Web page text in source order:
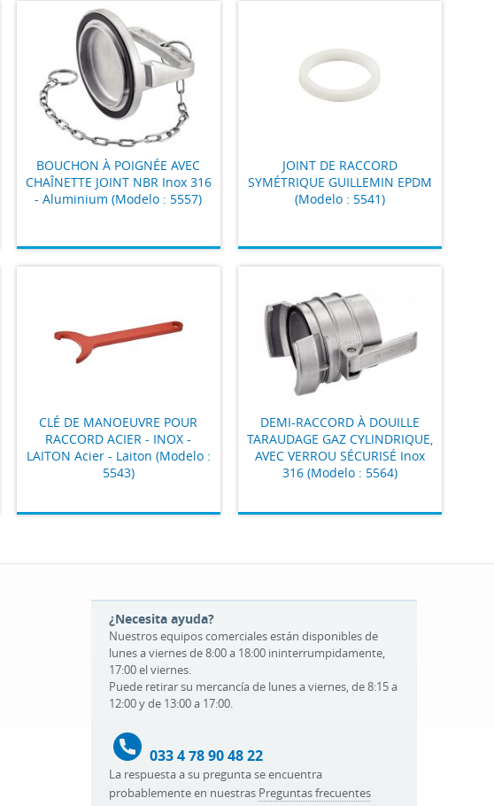
BOUCHON À POIGNÉE AVEC
CHAÎNETTE JOINT NBR Inox 316
- Aluminium (Modelo : 5557)
JOINT DE RACCORD
SYMÉTRIQUE GUILLEMIN EPDM
(Modelo : 5541)
CLÉ DE MANOEUVRE POUR
RACCORD ACIER - INOX -
LAITON Acier - Laiton (Modelo :
5543)
DEMI-RACCORD À DOUILLE
TARAUDAGE GAZ CYLINDRIQUE,
AVEC VERROU SÉCURISÉ Inox
316 (Modelo : 5564)
¿Necesita ayuda?
Nuestros equipos comerciales están disponibles de
lunes a viernes de 8:00 a 18:00 ininterrumpidamente,
17:00 el viernes.
Puede retirar su mercancía de lunes a viernes, de 8:15 a
12:00 y de 13:00 a 17:00.
033 4 78 90 48 22
La respuesta a su pregunta se encuentra
probablemente en nuestras Preguntas frecuentes